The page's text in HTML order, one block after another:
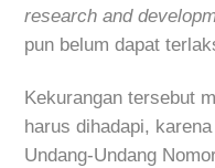
research and
pun belum dapat
Kekurangan tersebut
harus dihadapi,
Undang-Undang